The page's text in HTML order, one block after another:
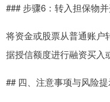
### 步骤6：转入担保物
将资金或股票从普通账户
据授信额度进行融资买入
## 四、注意事项与风险